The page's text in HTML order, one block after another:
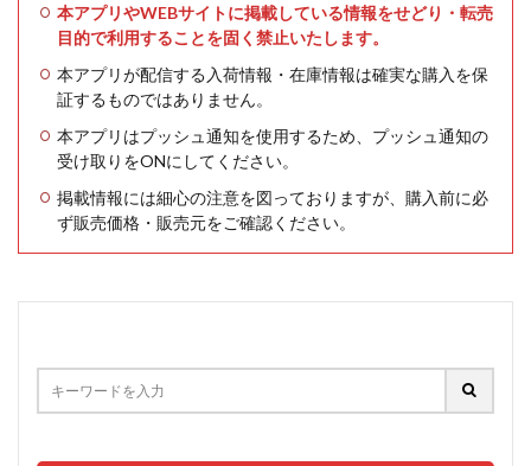
本アプリやWEBサイトに掲載している情報をせどり・転売
目的で利用することを固く禁止いたします。
本アプリが配信する入荷情報・在庫情報は確実な購入を保
証するものではありません。
本アプリはプッシュ通知を使用するため、プッシュ通知の
受け取りをONにしてください。
掲載情報には細心の注意を図っておりますが、購入前に必
ず販売価格・販売元をご確認ください。